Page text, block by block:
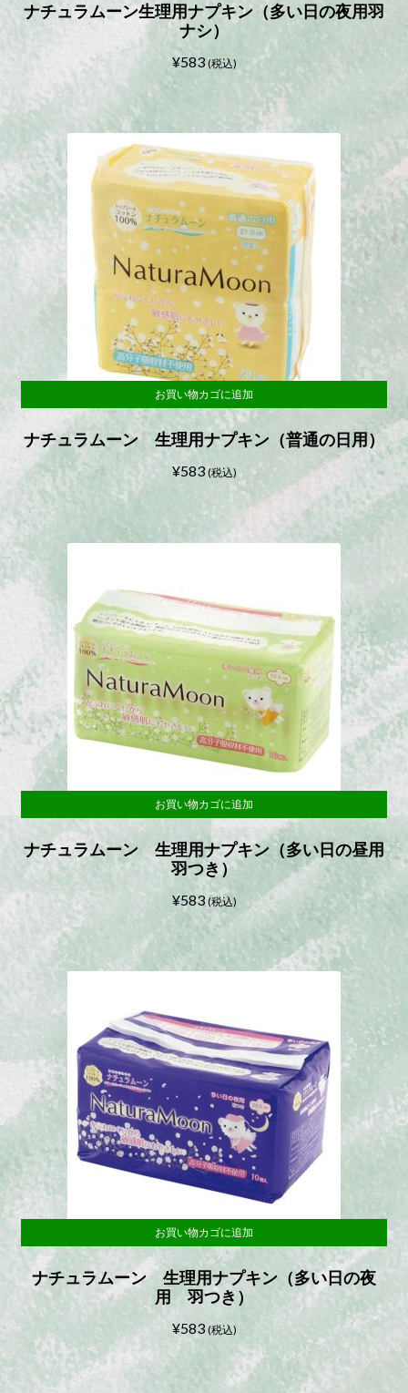
ナチュラムーン生理用ナプキン（多い日の夜用羽
ナシ）
¥583 (税込)
ナチュラムーン 生理用ナプキン（普通の日用）
¥583 (税込)
お買い物カゴに追加
ナチュラムーン 生理用ナプキン（多い日の昼用
羽つき）
¥583 (税込)
お買い物カゴに追加
ナチュラムーン 生理用ナプキン（多い日の夜
用 羽つき）
¥583 (税込)
お買い物カゴに追加